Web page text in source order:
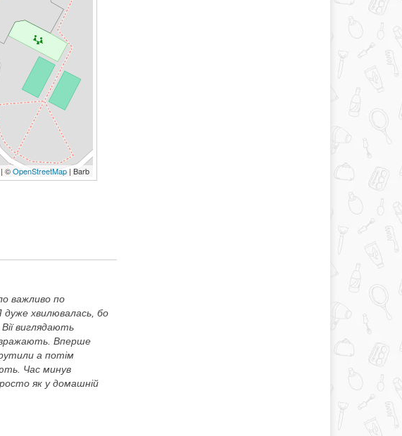
| ©OpenStreetMap | Barb
важливо по
хвилювалась, бо
виглядають
вражають. Вперше
а потім
Час минув
як у домашній